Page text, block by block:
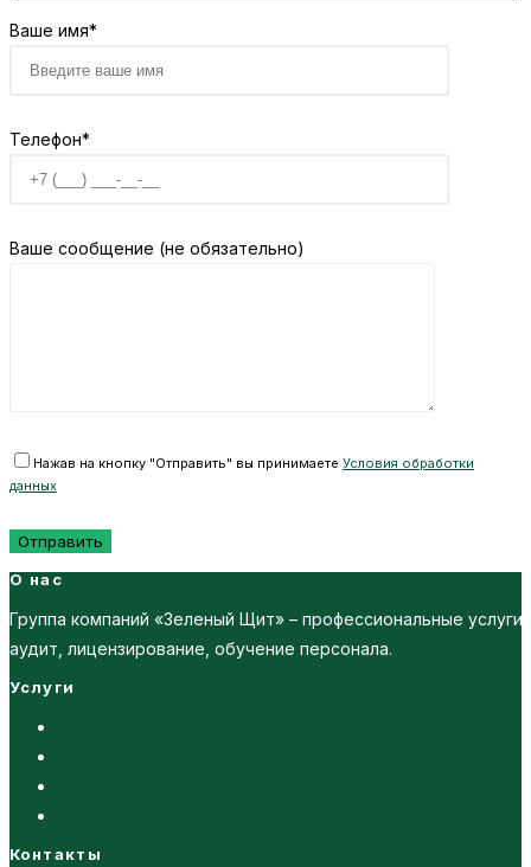
Ваше имя*
Телефон*
Ваше сообщение (не обязательно)
Нажав на кнопку "Отправить" вы принимаете Условия обработки
данных
О нас
Группа компаний «Зеленый Щит» – профессиональные
аудит, лицензирование, обучение персонала.
Услуги
Контакты